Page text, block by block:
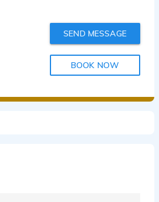
SEND MESSAGE
BOOK NOW